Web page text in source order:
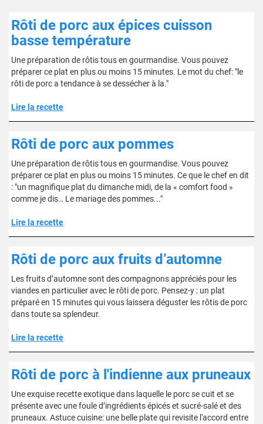
Rôti de porc aux épices cuisson
basse température
Une préparation de rôtis tous en gourmandise. Vous pouvez
préparer ce plat en plus ou moins 15 minutes. Le mot du chef: "le
rôti de porc a tendance à se dessécher à la."
Lire la recette
Rôti de porc aux pommes
Une préparation de rôtis tous en gourmandise. Vous pouvez
préparer ce plat en plus ou moins 15 minutes. Ce que le chef en dit
: "un magnifique plat du dimanche midi, de la « comfort food »
comme je dis… Le mariage des pommes..."
Lire la recette
Rôti de porc aux fruits d’automne
Les fruits d’automne sont des compagnons appréciés pour les
viandes en particulier avec le rôti de porc. Pensez-y : un plat
préparé en 15 minutes qui vous laissera déguster les rôtis de porc
dans toute sa splendeur.
Lire la recette
Rôti de porc à l'indienne aux pruneaux
Une exquise recette exotique dans laquelle le porc se cuit et se
présente avec une foule d’ingrédients épicés et sucré-salé et des
pruneaux. Astuce cuisine: une belle plate qui revisite l'accord entre